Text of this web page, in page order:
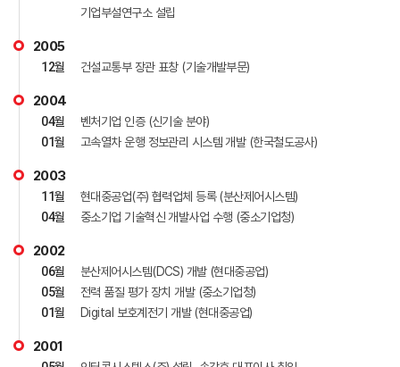
기업부설연구소 설립
2005
12월 건설교통부 장관 표창 (기술개발부문)
2004
04월
벤처기업 인증 (신기술 분야)
01월 고속열차 운행 정보관리 시스템 개발 (한국철도공사)
2003
11월
현대중공업(주) 협력업체 등록 (분산제어시스템)
04월 중소기업 기술혁신 개발사업 수행 (중소기업청)
2002
06월
분산제어시스템(DCS) 개발 (현대중공업)
05월
전력 품질 평가 장치 개발 (중소기업청)
01월 Digital 보호계전기 개발 (현대중공업)
2001